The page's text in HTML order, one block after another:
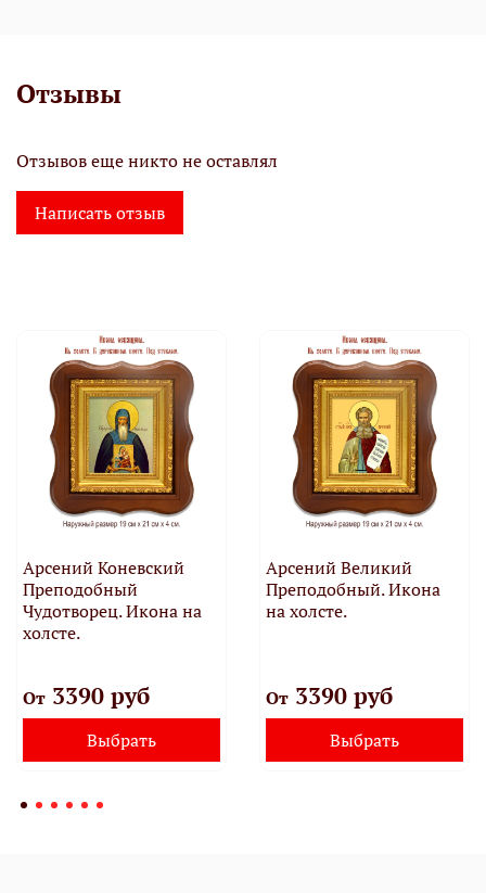
Отзывы
Отзывов еще никто не оставлял
Написать отзыв
Арсений Коневский
Преподобный
Чудотворец. Икона на
холсте.
От3390 руб
Выбрать
Арсений Великий
Преподобный. Икона
на холсте.
От3390 руб
Выбрать